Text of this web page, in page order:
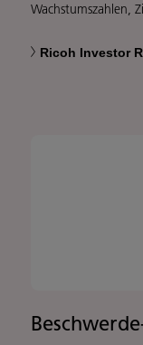
Wachstumszahlen,
Ricoh Investor